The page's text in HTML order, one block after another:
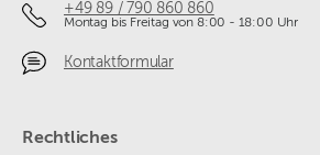
+49 89 / 790 860 860
Montag bis Freitag von 8:00 - 18:00 Uhr
Kontaktformular
Rechtliches